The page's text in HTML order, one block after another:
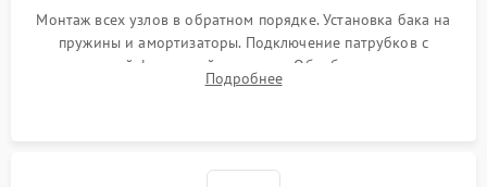
Монтаж всех узлов в обратном порядке. Установка бака на
пружины и амортизаторы. Подключение патрубков с
надежной фиксацией хомутами. Обработка стыков
герметиком для предотвращения возможных протечек воды.
Подробнее